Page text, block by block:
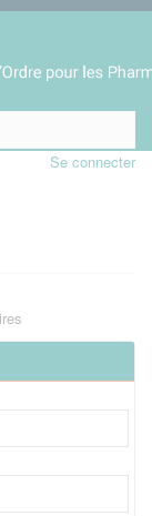
Se connecter